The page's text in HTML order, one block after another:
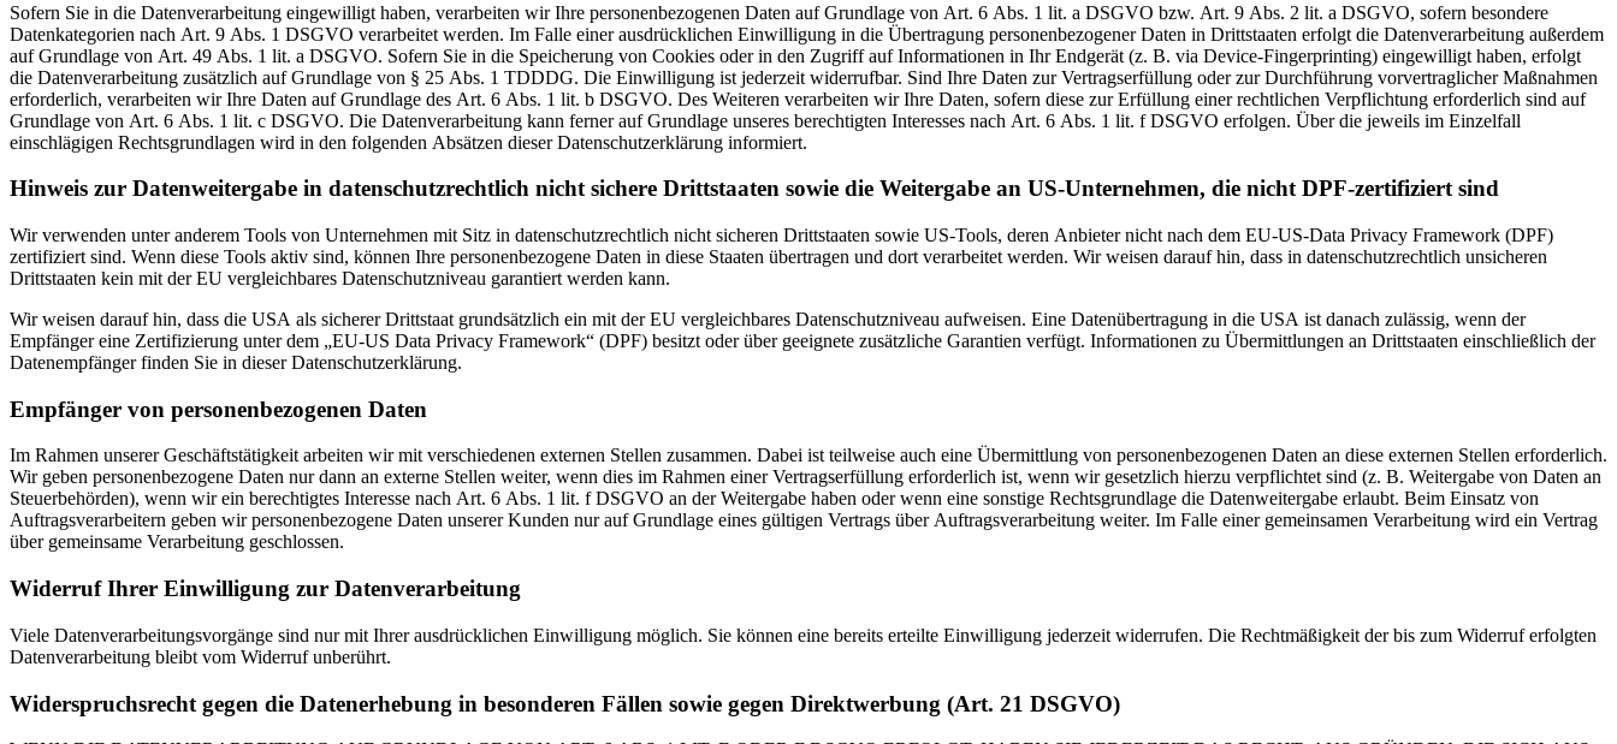
Sofern Sie in die Datenverarbeitung eingewilligt haben, verarbeiten wir Ihre personenbezogenen Daten auf Grundlage von Art. 6 Abs. 1 lit. a DSGVO bzw. Art. 9 Abs. 2 lit. a DSGVO, sofern besondere
Datenkategorien nach Art. 9 Abs. 1 DSGVO verarbeitet werden. Im Falle einer ausdrücklichen Einwilligung in die Übertragung personenbezogener Daten in Drittstaaten erfolgt die Datenverarbeitung außerdem
auf Grundlage von Art. 49 Abs. 1 lit. a DSGVO. Sofern Sie in die Speicherung von Cookies oder in den Zugriff auf Informationen in Ihr Endgerät (z. B. via Device-Fingerprinting) eingewilligt haben, erfolgt
die Datenverarbeitung zusätzlich auf Grundlage von § 25 Abs. 1 TDDDG. Die Einwilligung ist jederzeit widerrufbar. Sind Ihre Daten zur Vertragserfüllung oder zur Durchführung vorvertraglicher Maßnahmen
erforderlich, verarbeiten wir Ihre Daten auf Grundlage des Art. 6 Abs. 1 lit. b DSGVO. Des Weiteren verarbeiten wir Ihre Daten, sofern diese zur Erfüllung einer rechtlichen Verpflichtung erforderlich sind auf
Grundlage von Art. 6 Abs. 1 lit. c DSGVO. Die Datenverarbeitung kann ferner auf Grundlage unseres berechtigten Interesses nach Art. 6 Abs. 1 lit. f DSGVO erfolgen. Über die jeweils im Einzelfall
einschlägigen Rechtsgrundlagen wird in den folgenden Absätzen dieser Datenschutzerklärung informiert.
Hinweis zur Datenweitergabe in datenschutzrechtlich nicht sichere Drittstaaten sowie die Weitergabe an US-Unternehmen, die nicht DPF-zertifiziert sind
Wir verwenden unter anderem Tools von Unternehmen mit Sitz in datenschutzrechtlich nicht sicheren Drittstaaten sowie US-Tools, deren Anbieter nicht nach dem EU-US-Data Privacy Framework (DPF)
zertifiziert sind. Wenn diese Tools aktiv sind, können Ihre personenbezogene Daten in diese Staaten übertragen und dort verarbeitet werden. Wir weisen darauf hin, dass in datenschutzrechtlich unsicheren
Drittstaaten kein mit der EU vergleichbares Datenschutzniveau garantiert werden kann.
Wir weisen darauf hin, dass die USA als sicherer Drittstaat grundsätzlich ein mit der EU vergleichbares Datenschutzniveau aufweisen. Eine Datenübertragung in die USA ist danach zulässig, wenn der
Empfänger eine Zertifizierung unter dem „EU-US Data Privacy Framework“ (DPF) besitzt oder über geeignete zusätzliche Garantien verfügt. Informationen zu Übermittlungen an Drittstaaten einschließlich der
Datenempfänger finden Sie in dieser Datenschutzerklärung.
Empfänger von personenbezogenen Daten
Im Rahmen unserer Geschäftstätigkeit arbeiten wir mit verschiedenen externen Stellen zusammen. Dabei ist teilweise auch eine Übermittlung von personenbezogenen Daten an diese externen Stellen erforderlich.
Wir geben personenbezogene Daten nur dann an externe Stellen weiter, wenn dies im Rahmen einer Vertragserfüllung erforderlich ist, wenn wir gesetzlich hierzu verpflichtet sind (z. B. Weitergabe von Daten an
Steuerbehörden), wenn wir ein berechtigtes Interesse nach Art. 6 Abs. 1 lit. f DSGVO an der Weitergabe haben oder wenn eine sonstige Rechtsgrundlage die Datenweitergabe erlaubt. Beim Einsatz von
Auftragsverarbeitern geben wir personenbezogene Daten unserer Kunden nur auf Grundlage eines gültigen Vertrags über Auftragsverarbeitung weiter. Im Falle einer gemeinsamen Verarbeitung wird ein Vertrag
über gemeinsame Verarbeitung geschlossen.
Widerruf Ihrer Einwilligung zur Datenverarbeitung
Viele Datenverarbeitungsvorgänge sind nur mit Ihrer ausdrücklichen Einwilligung möglich. Sie können eine bereits erteilte Einwilligung jederzeit widerrufen. Die Rechtmäßigkeit der bis zum Widerruf erfolgten
Datenverarbeitung bleibt vom Widerruf unberührt.
Widerspruchsrecht gegen die Datenerhebung in besonderen Fällen sowie gegen Direktwerbung (Art. 21 DSGVO)